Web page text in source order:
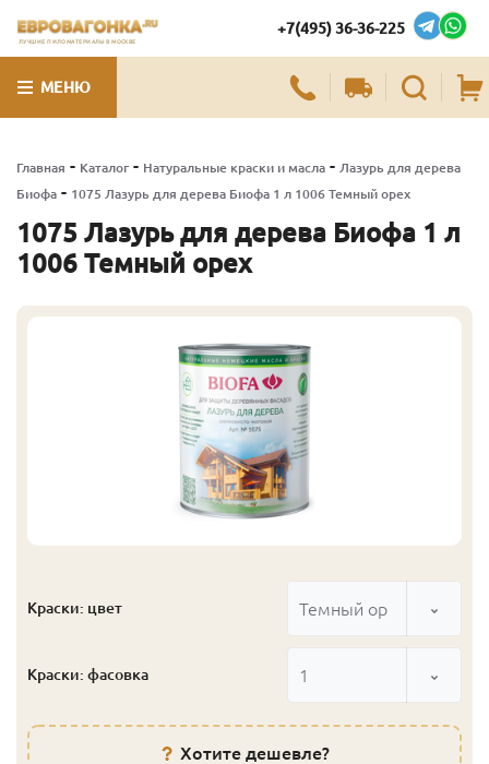
ЛУЧШИЕ ПИЛОМАТЕРИАЛЫ В МОСКВЕ
+7(495) 36-36-225
МЕНЮ
Главная - Каталог - Натуральные краски и масла - Лазурь для дерева
Биофа - 1075 Лазурь для дерева Биофа 1 л 1006 Темный орех
1075 Лазурь для дерева Биофа 1 л
1006 Темный орех
Краски: цвет Темный орех
Краски: фасовка 1
Хотите дешевле?